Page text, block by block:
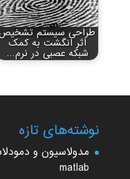
طراحی سیستم
اثر انگشت به کمک
شبکه عصبی در نرم…
نوشته‌های تازه
مدولاسیون و
matlab